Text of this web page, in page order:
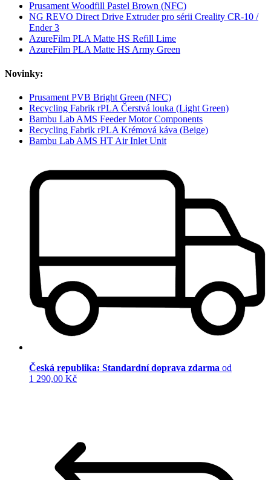
Prusament Woodfill Pastel Brown (NFC)
NG REVO Direct Drive Extruder pro sérii Creality CR-10 /
Ender 3
AzureFilm PLA Matte HS Refill Lime
AzureFilm PLA Matte HS Army Green
Novinky:
Prusament PVB Bright Green (NFC)
Recycling Fabrik rPLA Čerstvá louka (Light Green)
Bambu Lab AMS Feeder Motor Components
Recycling Fabrik rPLA Krémová káva (Beige)
Bambu Lab AMS HT Air Inlet Unit
Česká republika: Standardní doprava zdarma od
1 290,00 Kč